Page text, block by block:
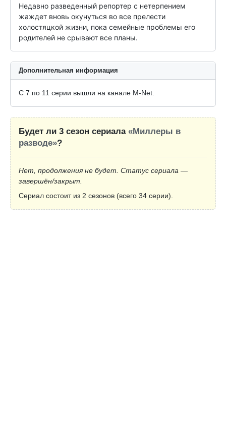
Недавно разведенный репортер с нетерпением
жаждет вновь окунуться во все прелести
холостяцкой жизни, пока семейные проблемы его
родителей не срывают все планы.
Дополнительная информация
С 7 по 11 серии вышли на канале M-Net.
Будет ли 3 сезон сериала «Миллеры в
разводе»?
Нет, продолжения не будет. Статус сериала —
завершён/закрыт.
Сериал состоит из 2 сезонов (всего 34 серии).